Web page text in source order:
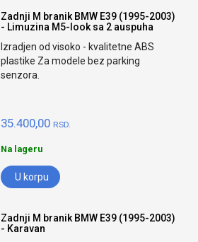
Zadnji M branik BMW E39 (1995-2003)
- Limuzina M5-look sa 2 auspuha
Izradjen od visoko - kvalitetne ABS
plastike Za modele bez parking
senzora.
35.400,00 RSD.
Na lageru
U korpu
Zadnji M branik BMW E39 (1995-2003)
- Karavan